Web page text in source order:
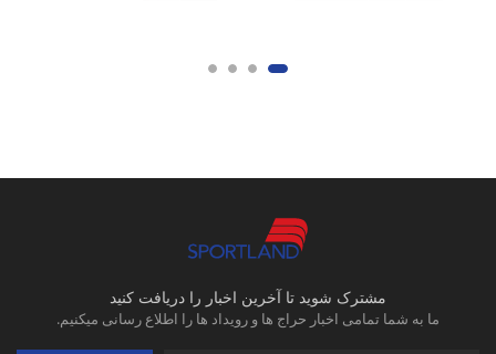
مشترک شوید تا آخرین اخبار را دریافت کنید
ما به شما تمامی اخبار حراج ها و رویداد ها را اطلاع رسانی میکنیم.